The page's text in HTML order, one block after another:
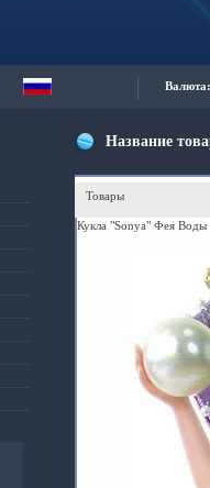
Валюта:
Название
Товары
Кукла "Sonya" Фея Воды